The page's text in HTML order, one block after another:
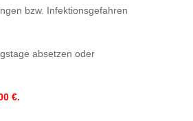
bzw. Infektionsgefahren
absetzen oder
€.